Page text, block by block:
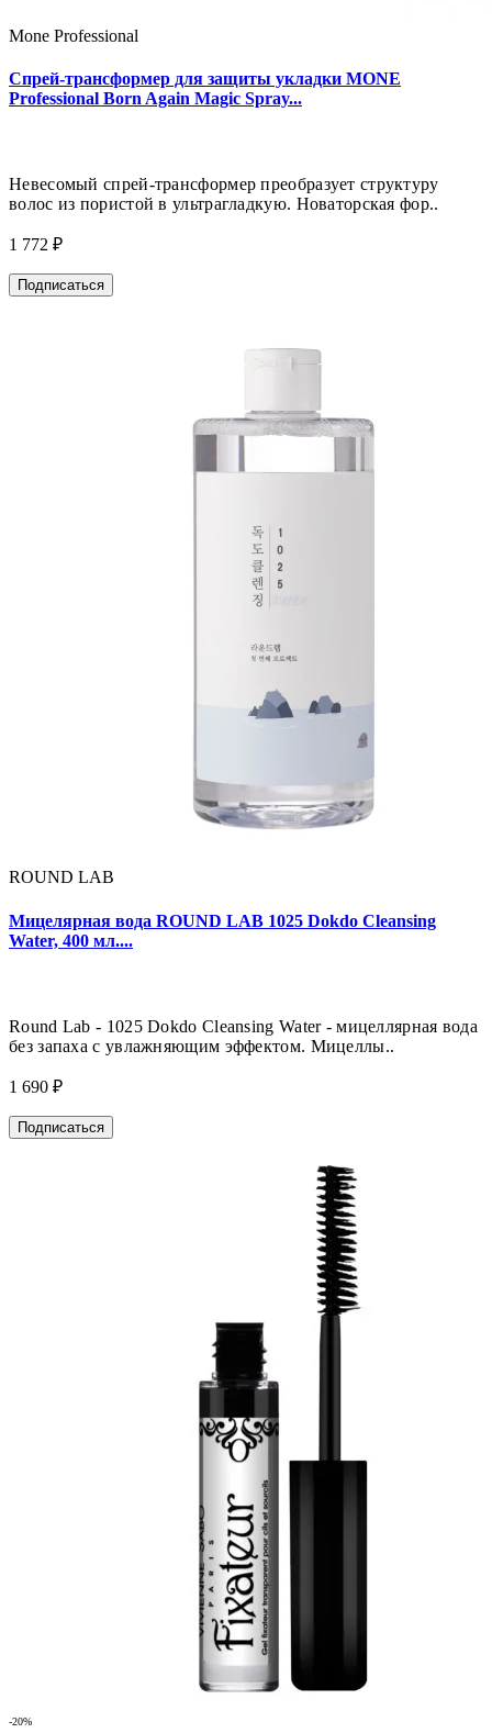
Mone Professional
Спрей-трансформер для защиты укладки MONE
Professional Born Again Magic Spray...
Невесомый спрей-трансформер преобразует структуру
волос из пористой в ультрагладкую. Новаторская фор..
1 772 ₽
Подписаться
ROUND LAB
Мицелярная вода ROUND LAB 1025 Dokdo Cleansing
Water, 400 мл....
Round Lab - 1025 Dokdo Cleansing Water - мицеллярная вода
без запаха с увлажняющим эффектом. Мицеллы..
1 690 ₽
Подписаться
-20%